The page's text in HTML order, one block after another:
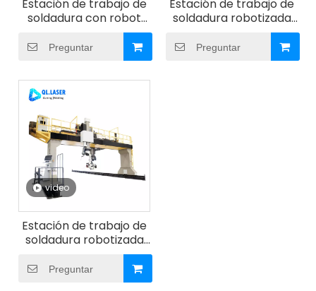
Estación de trabajo de
soldadura con robot
voladizo de 9 ejes
Preguntar
Estación de trabajo de
soldadura robotizada
Preguntar
video
Estación de trabajo de
soldadura robotizada
Preguntar